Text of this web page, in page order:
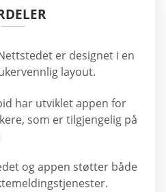
er designet i en
layout.
har utviklet appen for
som er tilgjengelig på
og appen støtter både